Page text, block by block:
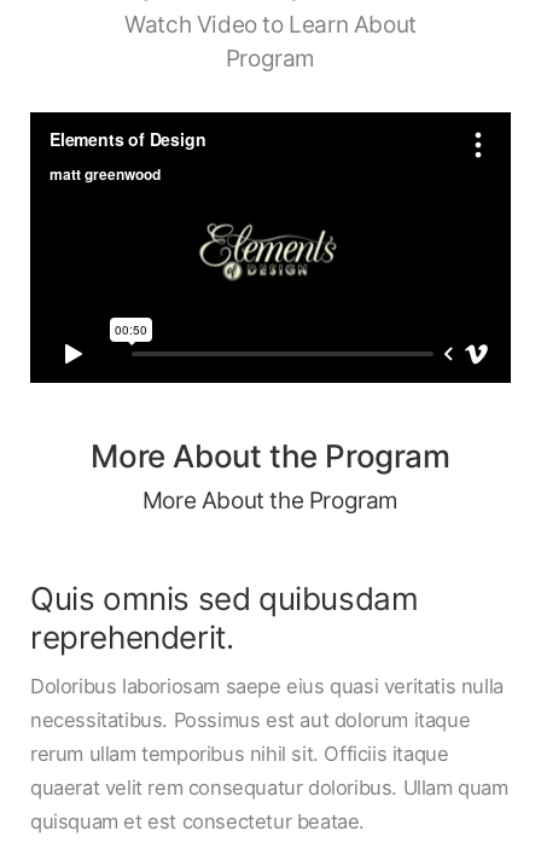
Watch Video to Learn About
Program
More About the Program
More About the Program
Quis omnis sed quibusdam
reprehenderit.
Doloribus laboriosam saepe eius quasi veritatis nulla
necessitatibus. Possimus est aut dolorum itaque
rerum ullam temporibus nihil sit. Officiis itaque
quaerat velit rem consequatur doloribus. Ullam quam
quisquam et est consectetur beatae.